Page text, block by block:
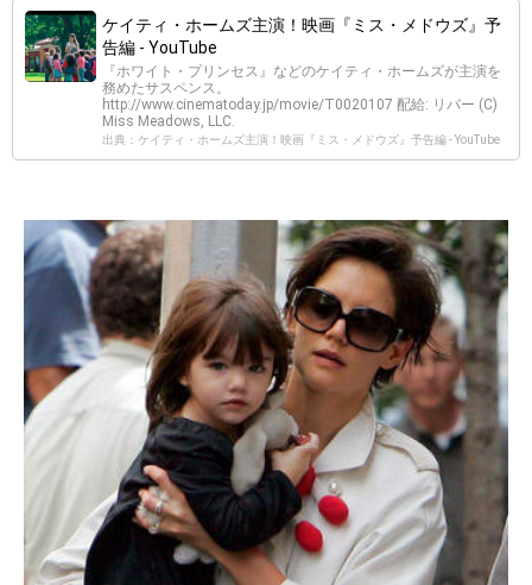
ケイティ・ホームズ主演！映画『ミス・メドウズ』予
告編 - YouTube
『ホワイト・プリンセス』などのケイティ・ホームズが主演を
務めたサスペンス。
http://www.cinematoday.jp/movie/T0020107 配給: リバー (C)
Miss Meadows, LLC.
出典：ケイティ・ホームズ主演！映画『ミス・メドウズ』予告編 - YouTube